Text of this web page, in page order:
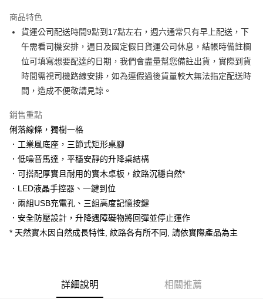
合作金庫商業銀行
華南商業銀行
彰化商業銀行
上海商業儲蓄銀行
台北富邦商業銀行
國泰世華商業銀行
兆豐國際商業銀行
臺灣中小企業銀行
台中商業銀行
匯豐（台灣）商業銀行
聯邦商業銀行
元大商業銀行
台新國際商業銀行
台灣樂天信用卡公司
6 期 0 利率 每期
華南商業銀行
彰化商業銀行
上海商業儲蓄銀行
台北富邦商業銀行
國泰世華商業銀行
兆豐國際商業銀行
臺灣中小企業銀行
聯邦商業銀行
元大商業銀行
玉山商業銀行
台灣樂天信用卡公司
LINE Pay
Apple Pay
街口支付
悠遊付
Google Pay
【大哥付你分期使用說明】
1.本服務由台灣大哥大提供，台灣大哥大用戶可立即使用無須另外申請。
2.付款方式選擇「大哥付你分期」，訂單成立後會自動跳轉到大哥付的交易
流程，驗證手機門號後，選擇欲分期的期數、繳款截止日，確認付款後即完
成交易。
3.實際核准額度、可分期數及費用金額請依後續交易確認頁面所載為準。
1.分期款項不併入電信帳單，「大哥付你分期」於每月結算日後寄送繳費提
AFTEE先享後付
相關說明
【關於「AFTEE先享後付」】
AFTEE先享後付是「在收到商品之後才付款」的支付方式。 讓您購物簡單
便利好安心！
【「AFTEE先享後付」結帳流程】
每筆NT$100，滿NT$599(含以上)免運費
商品特色
貨運公司配送時間9點到17點左右，週六通常只有早上配送，下
午需看司機安排，週日及國定假日貨運公司休息，結帳時備註欄
位可填寫想要配達的日期，我們會盡量幫您備註出貨，實際到貨
時間需視司機路線安排，如為連假過後貨量較大無法指定配送時
間，造成不便敬請見諒。
銷售重點
俐落線條，獨樹一格
．工業風底座，三節式矩形桌腳
．低噪音馬達，平穩安靜的升降桌結構
．可搭配厚實且耐用的實木桌板，紋路沉穩自然*
．LED液晶手控器、一鍵到位
．兩組USB充電孔、三組高度記憶按鍵
．安全防壓設計，升降遇障礙物將回彈並停止運作
* 天然實木因自然成長特性, 紋路各有所不同, 請依實際產品為主
詳細說明 相關推薦